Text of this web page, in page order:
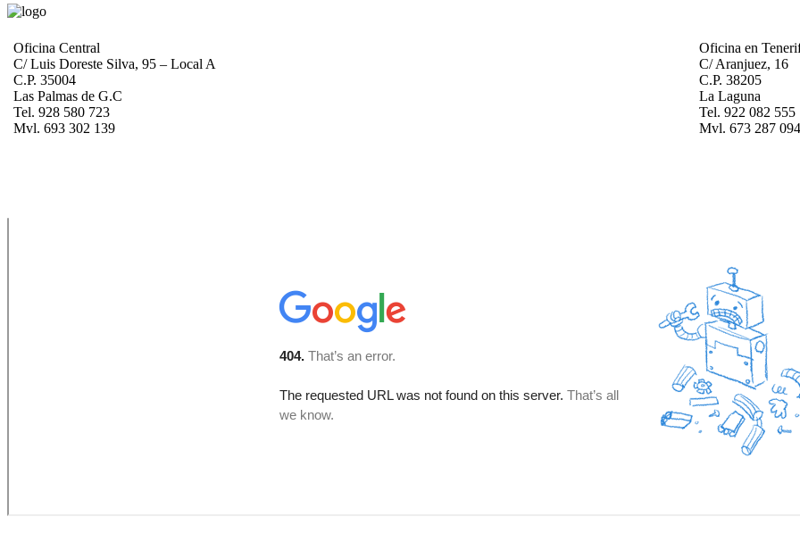
Oficina Central
C/ Luis Doreste Silva, 95 – Local A
C.P. 35004
Las Palmas de G.C
Tel. 928 580 723
Mvl. 693 302 139
Oficina en
C/ Aranjuez, 16
C.P. 38205
La Laguna
Tel. 922 082 555
Mvl. 673 287 094